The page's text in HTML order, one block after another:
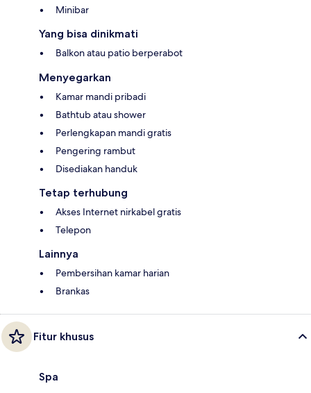
Minibar
Yang bisa dinikmati
Balkon atau patio berperabot
Menyegarkan
Kamar mandi pribadi
Bathtub atau shower
Perlengkapan mandi gratis
Pengering rambut
Disediakan handuk
Tetap terhubung
Akses Internet nirkabel gratis
Telepon
Lainnya
Pembersihan kamar harian
Brankas
Fitur khusus
Spa